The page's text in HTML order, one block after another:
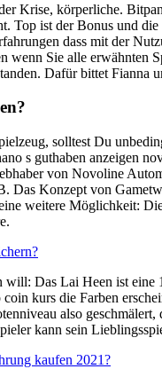
Krise, körperliche.
Top ist der Bonus und
dass mit der
wenn Sie alle erwähnten
Dafür bittet
solltest Du
s guthaben anzeigen
von Novoline
Das Konzept von
weitere Möglichkeit:
will: Das Lai Heen ist
kurs die Farben
also
kann sein
kaufen 2021?